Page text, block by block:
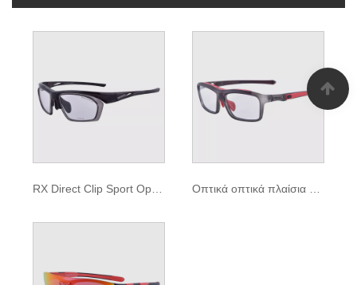
RX Direct Clip Sport Optical Canke Οπτικά οπτικά πλαίσια με συνταγή πλήρους ακτινοβολίας